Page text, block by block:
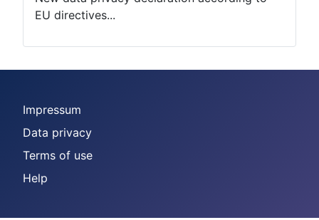
EU directives...
Impressum
Data privacy
Terms of use
Help